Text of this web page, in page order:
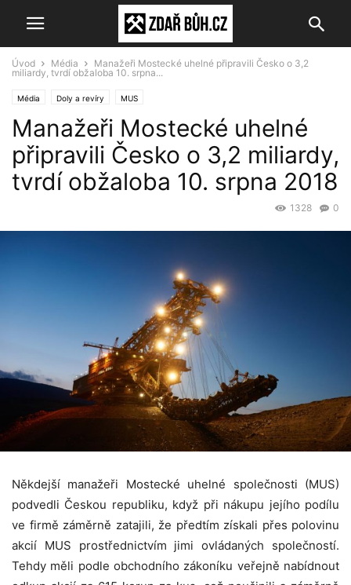
Úvod Média
Manažeři Mostecké uhelné připravili Česko o 3,2
miliardy, tvrdí obžaloba 10. srpna...
Média Doly a revíry MUS
Manažeři Mostecké uhelné
připravili Česko o 3,2 miliardy,
tvrdí obžaloba 10. srpna 2018
0
1328
Někdejší manažeři Mostecké uhelné společnosti (MUS)
podvedli Českou republiku, když při nákupu jejího podílu
ve firmě záměrně zatajili, že předtím získali přes polovinu
akcií MUS prostřednictvím jimi ovládaných společností.
Tehdy měli podle obchodního zákoníku veřejně nabídnout